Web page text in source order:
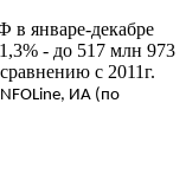
в январе-декабре
- до 517 млн 973
с 2011г.
INFOLine, ИА (по